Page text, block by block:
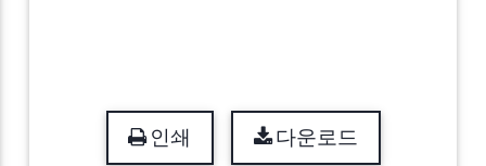
인쇄 다운로드